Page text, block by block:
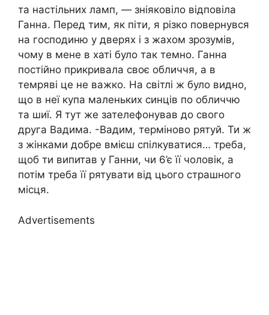
та настільних ламп, — зніяковіло відповіла
Ганна. Перед тим, як піти, я різко повернувся
на господиню у дверях і з жaxoм зрозумів,
чому в мене в хаті було так темно. Ганна
постійно прикривала своє обличчя, а в
темряві це не важко. На світлі ж було видно,
що в неї купа маленьких cинців по обличчю
та шиї. Я тут же зателефонував до свого
друга Вадима. -Вадим, терміново рятуй. Ти ж
з жінками добре вмієш спілкуватися… треба,
щоб ти випитав у Ганни, чи 6’є її чоловік, а
потім треба її рятувати від цього страшного
місця.
Advertisements